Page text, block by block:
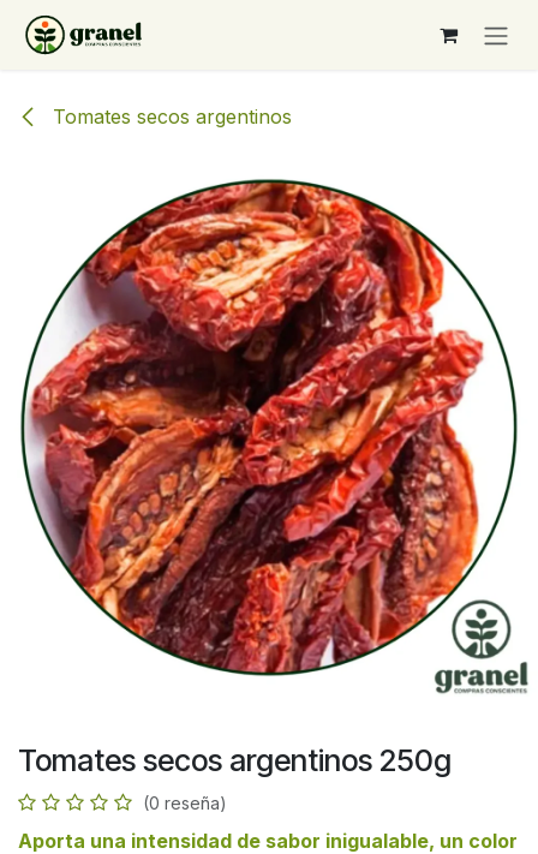
Ir al contenido
Tomates secos argentinos
Tomates secos argentinos 250g
(0 reseña)
Aporta una intensidad de sabor inigualable, un color